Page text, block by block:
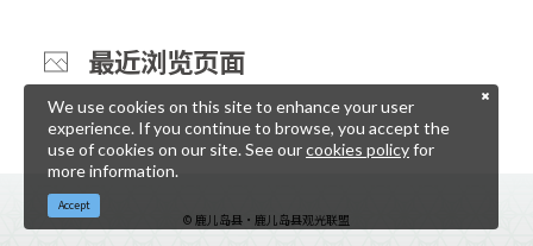
最近浏览页面
© 鹿儿岛县・鹿儿岛县观光联盟
We use cookies on this site to enhance your user
experience. If you continue to browse, you accept the
use of cookies on our site. See ourcookies policyfor
more information.
Accept